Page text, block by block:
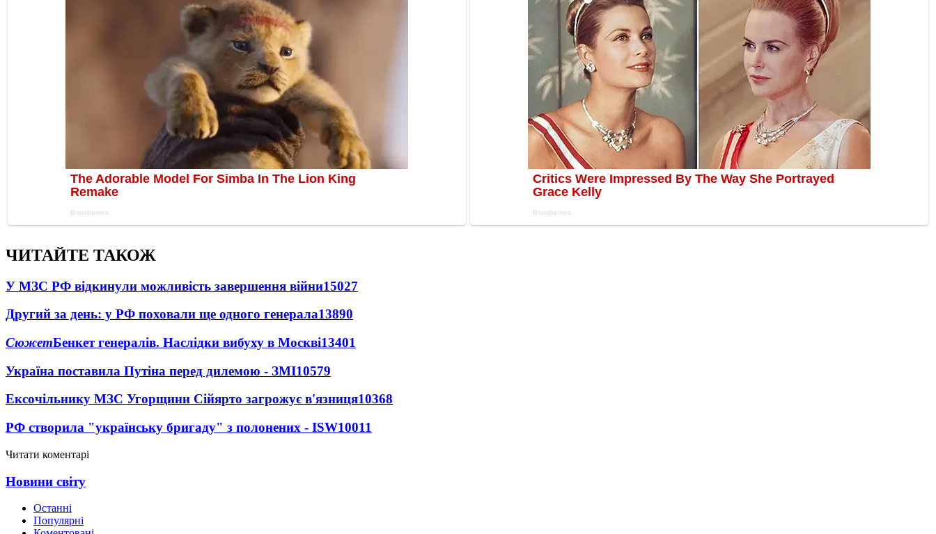
ЧИТАЙТЕ ТАКОЖ
У МЗС РФ відкинули можливість завершення війни15027
Другий за день: у РФ поховали ще одного генерала13890
СюжетБенкет генералів. Наслідки вибуху в Москві13401
Україна поставила Путіна перед дилемою - ЗМІ10579
Ексочільнику МЗС Угорщини Сійярто загрожує в'язниця10368
РФ створила "українську бригаду" з полонених - ISW10011
Читати коментарі
Новини світу
Останні
Популярні